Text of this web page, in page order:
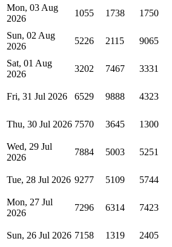
Mon, 03 Aug
2026
1055 1738 1750
Sun, 02 Aug
2026
5226 2115 9065
Sat, 01 Aug
2026
3202 7467 3331
Fri, 31 Jul 2026 6529 9888 4323
Thu, 30 Jul 2026 7570 3645 1300
Wed, 29 Jul
2026
7884 5003 5251
Tue, 28 Jul 2026 9277 5109 5744
Mon, 27 Jul
2026
7296 6314 7423
Sun, 26 Jul 2026 7158 1319 2405